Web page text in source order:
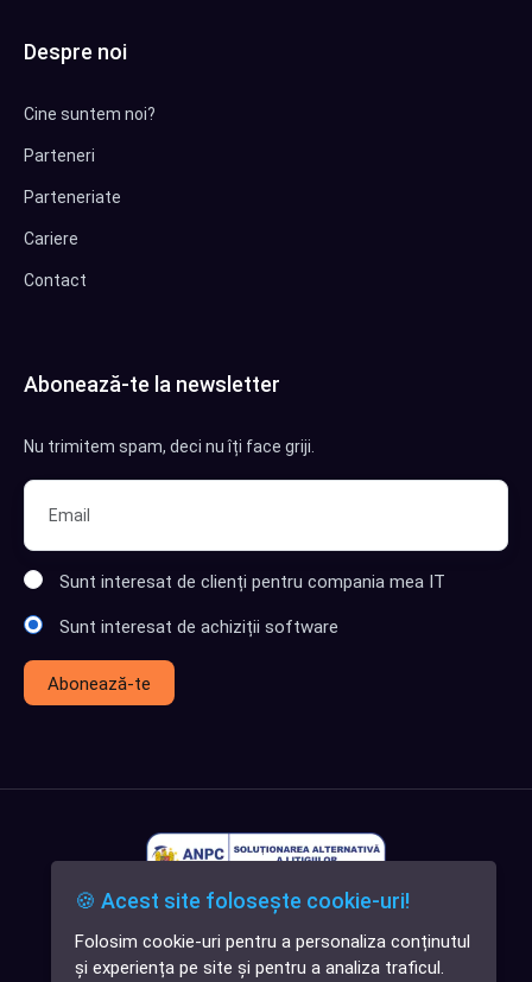
✕
Cauți o aplicație
Despre noi
Cine suntem noi?
Parteneri
Parteneriate
Cariere
Contact
Abonează-te la newsletter
Nu trimitem spam, deci nu îți face griji.
Sunt interesat de clienți pentru compania mea IT
Sunt interesat de achiziții software
Abonează-te
🍪 Acest site folosește cookie-uri!
Folosim cookie-uri pentru a personaliza conținutul
și experiența pe site și pentru a analiza traficul.